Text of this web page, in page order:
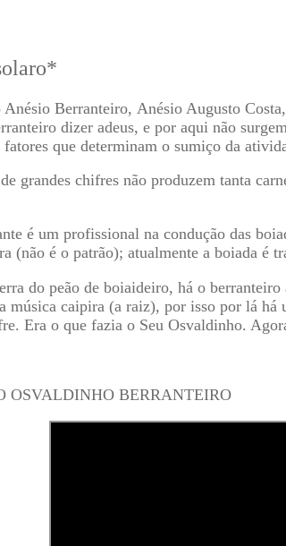
Berranteiro, Anésio Augusto
dizer adeus, e por aqui não
que determinam o sumiço da
grandes chifres não produzem tanta
é um profissional na condução das
(não é o patrão); atualmente a boiada é
do peão de boiaideiro, há o
música caipira (a raiz), por isso por lá há
Era o que fazia o Seu Osvaldinho.
OSVALDINHO BERRANTEIRO